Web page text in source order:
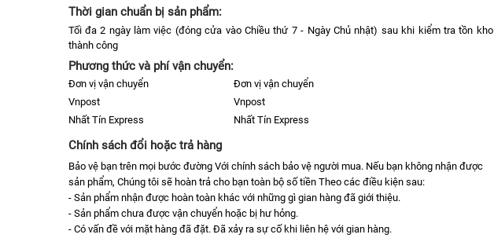
Thời gian chuẩn bị sản phẩm:
Tối đa 2 ngày làm việc (đóng cửa vào Chiều thứ 7 - Ngày Chủ nhật) sau khi kiểm tra tồn kho
thành công
Phương thức và phí vận chuyển:
Đơn vị vận chuyển
Vnpost
Nhất Tín Express
Đơn vị vận chuyển
Vnpost
Nhất Tín Express
Chính sách đổi hoặc trả hàng
Bảo vệ bạn trên mọi bước đường Với chính sách bảo vệ người mua. Nếu bạn không nhận được
sản phẩm, Chúng tôi sẽ hoàn trả cho bạn toàn bộ số tiền Theo các điều kiện sau:
- Sản phẩm nhận được hoàn toàn khác với những gì gian hàng đã giới thiệu.
- Sản phẩm chưa được vận chuyển hoặc bị hư hỏng.
- Có vấn đề với mặt hàng đã đặt. Đã xảy ra sự cố khi liên hệ với gian hàng.